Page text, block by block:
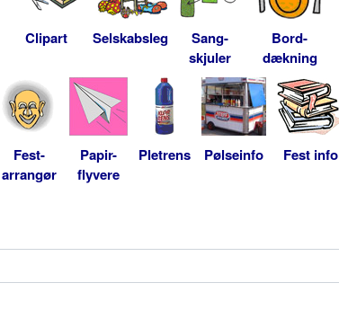
Clipart Selskabsleg
Sang-
skjuler
Bord-
dækning
Fest-
arrangør
Papir-
flyvere
Pletrens Pølseinfo Fest info